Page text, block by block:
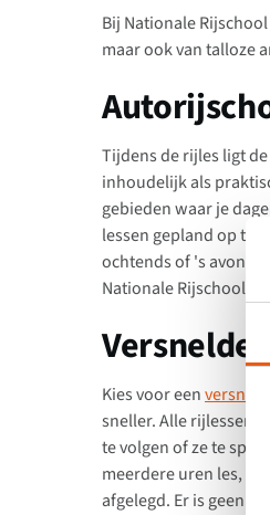
Bij Nationale
maar ook van talloze
Tijdens de rijles ligt
inhoudelijk als
gebieden waar je
lessen gepland op
ochtends of 's avonds
Nationale Rijschool is
Versnelde
Kies voor een
sneller. Alle rijlessen
te volgen of ze te
meerdere uren les,
afgelegd. Er is geen